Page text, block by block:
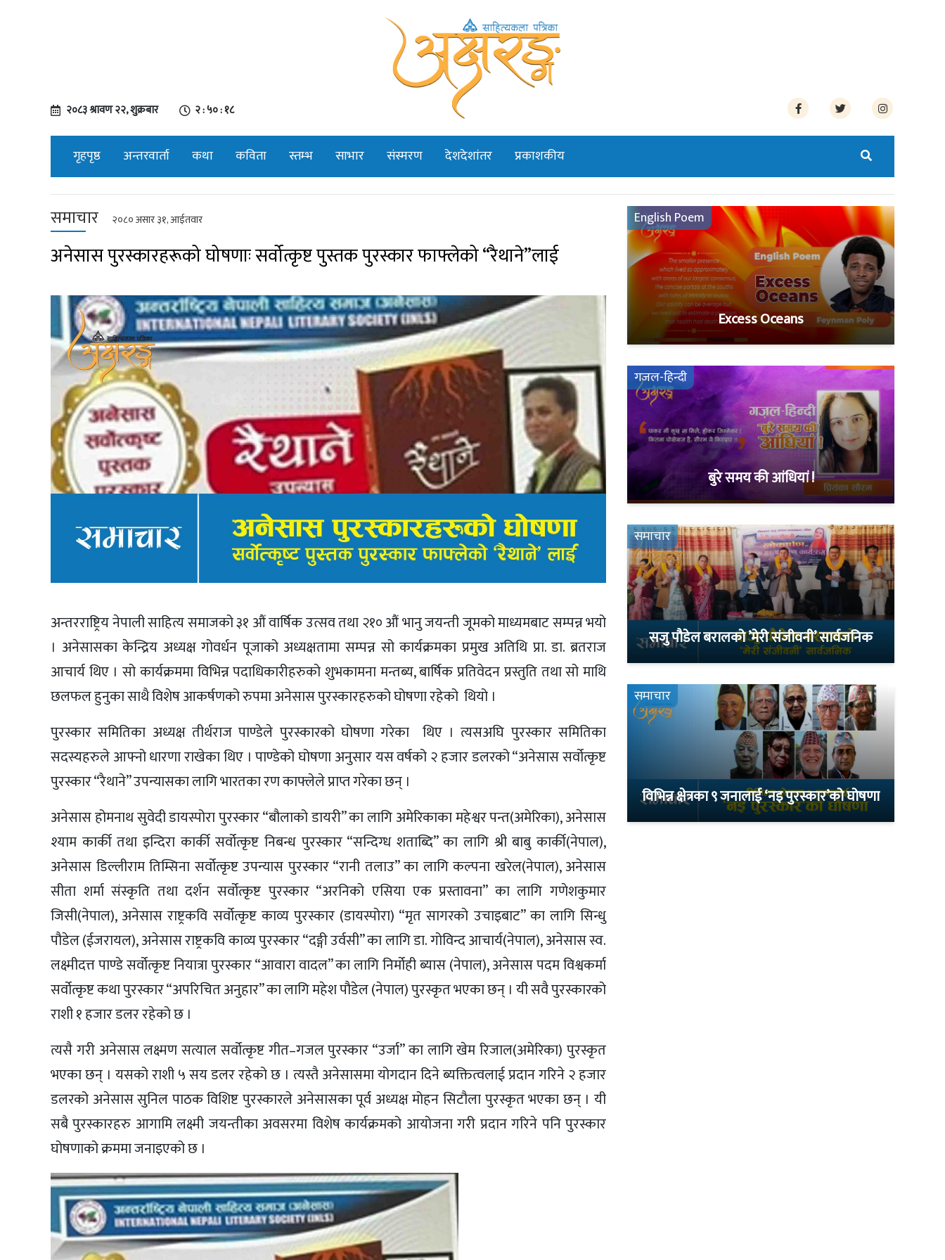
२०८३ श्रावण २२, शुक्रबार २ : ५० : १९
गृहपृष्ठ अन्तरवार्ता कथा कविता स्तम्भ साभार संस्मरण देशदेशांतर प्रकाशकीय
समाचार २०८० असार ३१, आईतवार
अनेसास पुरस्कारहरूको घोषणाः सर्वोत्कृष्ट पुस्तक पुरस्कार फाफ्लेको “रैथाने”लाई
अन्तरराष्ट्रिय नेपाली साहित्य समाजको ३१ औं वार्षिक उत्सव तथा २१० औं भानु जयन्ती जूमको माध्यमबाट सम्पन्न भयो
। अनेसासका केन्द्रिय अध्यक्ष गोवर्धन पूजाको अध्यक्षतामा सम्पन्न सो कार्यक्रमका प्रमुख अतिथि प्रा. डा. ब्रतराज
आचार्य थिए । सो कार्यक्रममा विभिन्न पदाधिकारीहरुको शुभकामना मन्तब्य, बार्षिक प्रतिवेदन प्रस्तुति तथा सो माथि
छलफल हुनुका साथै विशेष आकर्षणको रुपमा अनेसास पुरस्कारहरुको घोषणा रहेको थियो ।
पुरस्कार समितिका अध्यक्ष तीर्थराज पाण्डेले पुरस्कारको घोषणा गरेका थिए । त्यसअघि पुरस्कार समितिका
सदस्यहरुले आफ्नो धारणा राखेका थिए । पाण्डेको घोषणा अनुसार यस वर्षको २ हजार डलरको “अनेसास सर्वोत्कृष्ट
पुरस्कार “रैथाने” उपन्यासका लागि भारतका रण काफ्लेले प्राप्त गरेका छन् ।
अनेसास होमनाथ सुवेदी डायस्पोरा पुरस्कार “बौलाको डायरी” का लागि अमेरिकाका महेश्वर पन्त(अमेरिका), अनेसास
श्याम कार्की तथा इन्दिरा कार्की सर्वोत्कृष्ट निबन्ध पुरस्कार “सन्दिग्ध शताब्दि” का लागि श्री बाबु कार्की(नेपाल),
अनेसास डिल्लीराम तिम्सिना सर्वोत्कृष्ट उपन्यास पुरस्कार “रानी तलाउ” का लागि कल्पना खरेल(नेपाल), अनेसास
सीता शर्मा संस्कृति तथा दर्शन सर्वोत्कृष्ट पुरस्कार “अरनिको एसिया एक प्रस्तावना” का लागि गणेशकुमार
जिसी(नेपाल), अनेसास राष्ट्रकवि सर्वोत्कृष्ट काव्य पुरस्कार (डायस्पोरा) “मृत सागरको उचाइबाट” का लागि सिन्धु
पौडेल (ईजरायल), अनेसास राष्ट्रकवि काव्य पुरस्कार “दङ्गी उर्वसी” का लागि डा. गोविन्द आचार्य(नेपाल), अनेसास स्व.
लक्ष्मीदत्त पाण्डे सर्वोत्कृष्ट नियात्रा पुरस्कार “आवारा वादल” का लागि निर्मोही ब्यास (नेपाल), अनेसास पदम विश्वकर्मा
सर्वोत्कृष्ट कथा पुरस्कार “अपरिचित अनुहार” का लागि महेश पौडेल (नेपाल) पुरस्कृत भएका छन् । यी सवै पुरस्कारको
राशी १ हजार डलर रहेको छ ।
त्यसै गरी अनेसास लक्ष्मण सत्याल सर्वोत्कृष्ट गीत–गजल पुरस्कार “उर्जा” का लागि खेम रिजाल(अमेरिका) पुरस्कृत
भएका छन् । यसको राशी ५ सय डलर रहेको छ । त्यस्तै अनेसासमा योगदान दिने ब्यक्तित्वलाई प्रदान गरिने २ हजार
डलरको अनेसास सुनिल पाठक विशिष्ट पुरस्कारले अनेसासका पूर्व अध्यक्ष मोहन सिटौला पुरस्कृत भएका छन् । यी
सबै पुरस्कारहरु आगामि लक्ष्मी जयन्तीका अवसरमा विशेष कार्यक्रमको आयोजना गरी प्रदान गरिने पनि पुरस्कार
घोषणाको क्रममा जनाइएको छ ।
English Poem
Excess Oceans
गजल-हिन्दी
बुरे समय की आंधियां !
समाचार
सजु पौडेल बरालको ’मेरी संजीवनी’ सार्वजनिक
समाचार
विभिन्न क्षेत्रका ९ जनालाई ‘नइ पुरस्कार’को घोषणा